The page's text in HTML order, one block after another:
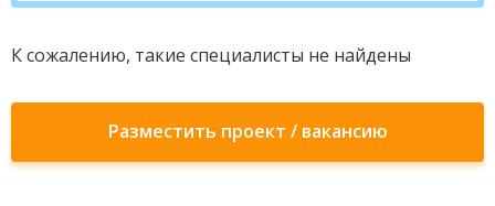
К сожалению, такие специалисты не найдены
Разместить проект / вакансию